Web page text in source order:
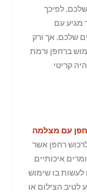
לפיכך
מגיע עם
שלכם. אך ורק
ברחפן ורמת
קריטי
עם מצלמה
רחפן אשר
איכותיים
לעשות בו שימוש
לטיב הצילום או